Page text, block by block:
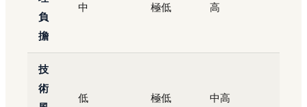
負
擔
中 極低 高
技
術
低 極低 中高